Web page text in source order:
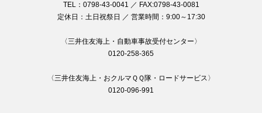
TEL：0798-43-0041 ／ FAX:0798-43-0081
定休日：土日祝祭日 ／ 営業時間：9:00～17:30
〈三井住友海上・自動車事故受付センター〉
0120-258-365
〈三井住友海上・おクルマＱＱ隊・ロードサービス〉
0120-096-991